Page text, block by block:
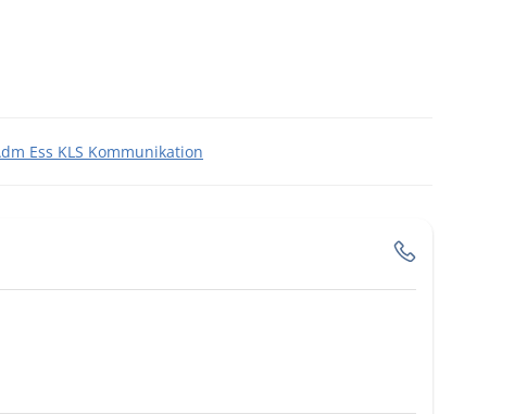
Ess KLS Kommunikation